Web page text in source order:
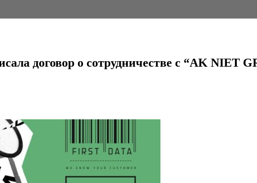
договор о сотрудничестве с “AK NIET